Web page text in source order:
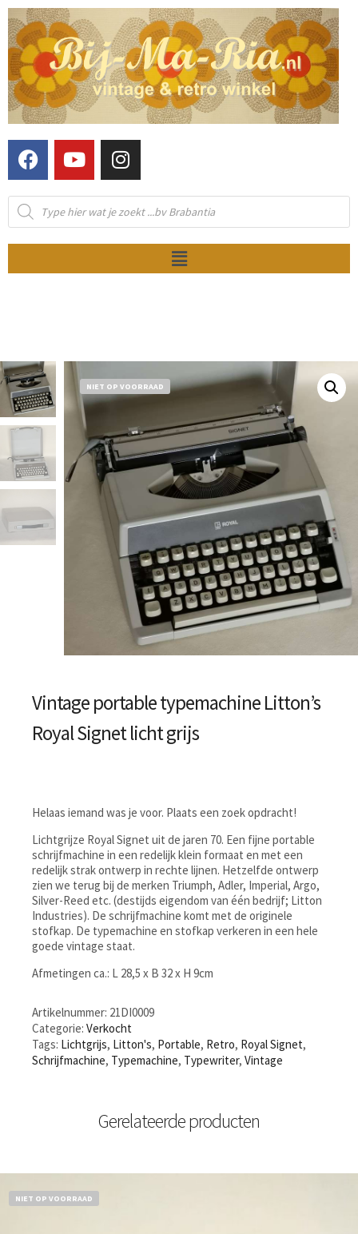
NIET OP VOORRAAD
Vintage portable typemachine Litton’s
Royal Signet licht grijs
Helaas iemand was je voor. Plaats een zoek opdracht!
Lichtgrijze Royal Signet uit de jaren 70. Een fijne portable
schrijfmachine in een redelijk klein formaat en met een
redelijk strak ontwerp in rechte lijnen. Hetzelfde ontwerp
zien we terug bij de merken Triumph, Adler, Imperial, Argo,
Silver-Reed etc. (destijds eigendom van één bedrijf; Litton
Industries). De schrijfmachine komt met de originele
stofkap. De typemachine en stofkap verkeren in een hele
goede vintage staat.
Afmetingen ca.: L 28,5 x B 32 x H 9cm
Artikelnummer: 21DI0009
Categorie: Verkocht
Tags: Lichtgrijs, Litton's, Portable, Retro, Royal Signet,
Schrijfmachine, Typemachine, Typewriter, Vintage
Gerelateerde producten
NIET OP VOORRAAD